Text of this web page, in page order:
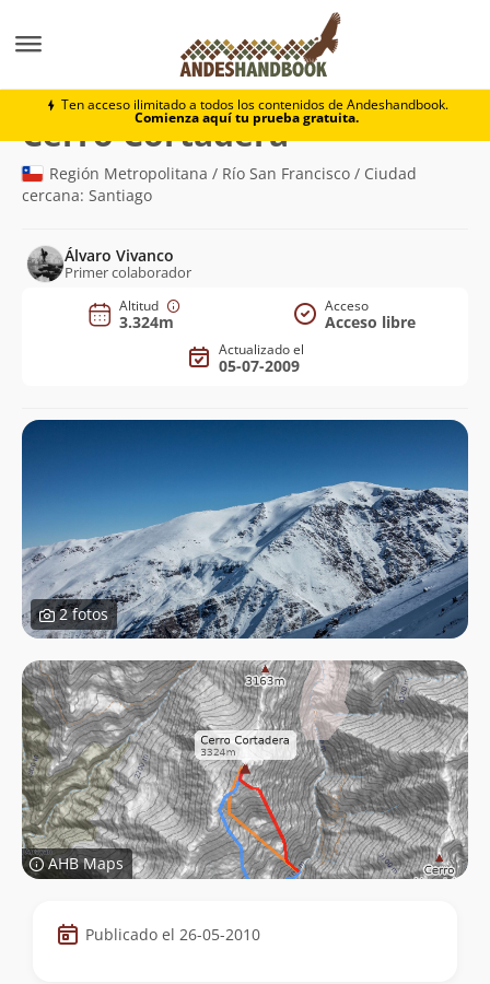
Ten acceso ilimitado a todos los contenidos de Andeshandbook.
Comienza aquí tu prueba gratuita.
Cerro Cortadera
Cerro Cortadera(3.324m)
Región Metropolitana / Río San Francisco / Ciudad
cercana: Santiago
Álvaro Vivanco
Primer colaborador
Altitud
3.324m
Acceso
Acceso libre
Actualizado el
05-07-2009
2 fotos
AHB Maps
Datos
de
Publicado el 26-05-2010